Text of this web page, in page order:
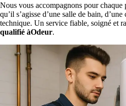
Nous vous accompagnons pour chaque
qu’il s’agisse d’une salle de bain,
technique. Un service fiable, soigné et
qualifié àOdeur.